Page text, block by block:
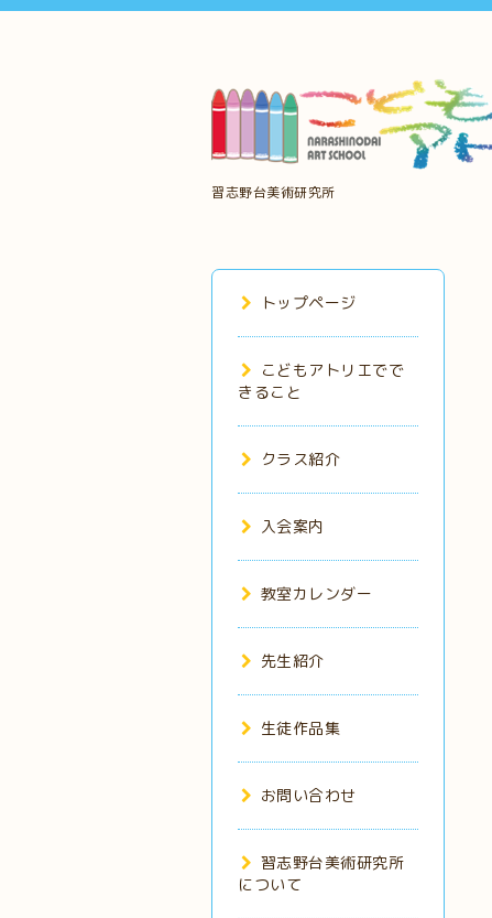
習志野台美術研究所
トップページ
こどもアトリエでで
きること
クラス紹介
入会案内
教室カレンダー
先生紹介
生徒作品集
お問い合わせ
習志野台美術研究所
について